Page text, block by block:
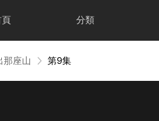
分類
那座山 第9集